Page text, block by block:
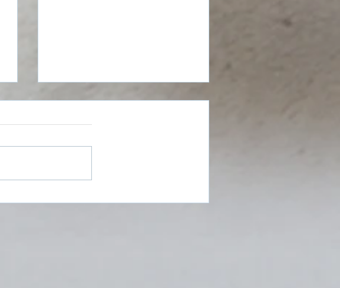
Frohe Weihnachten! 🎄